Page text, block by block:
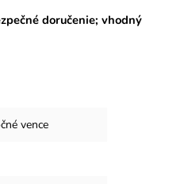
doručenie; vhodný
vence